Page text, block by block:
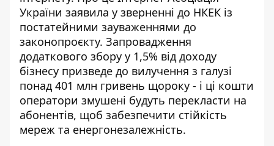
України заявила у зверненні до НКЕК із
постатейними зауваженнями до
законопроєкту. Запровадження
додаткового збору у 1,5% від доходу
бізнесу призведе до вилучення з галузі
понад 401 млн гривень щороку - і ці кошти
оператори змушені будуть перекласти на
абонентів, щоб забезпечити стійкість
мереж та енергонезалежність.